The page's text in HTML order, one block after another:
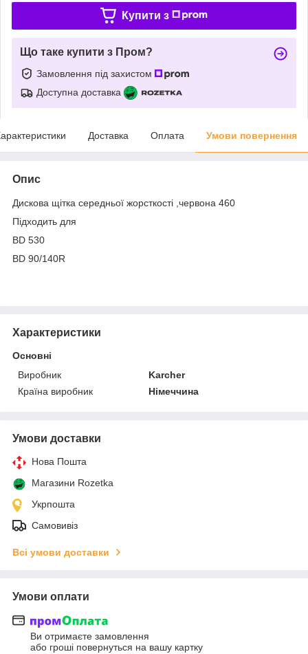
Купити з
Що таке купити з Пром?
Замовлення під захистом
Доступна доставка
Доставка Оплата Умови повернення
Опис
Дискова щітка середньої жорсткості ,червона 460
Підходить для
BD 530
BD 90/140R
Характеристики
Основні
Виробник
Karcher
Країна виробник
Німеччина
Умови доставки
Нова Пошта
Магазини Rozetka
Укрпошта
Самовивіз
Всі умови доставки
Умови оплати
Ви отримаєте замовлення
або гроші повернуться на вашу картку